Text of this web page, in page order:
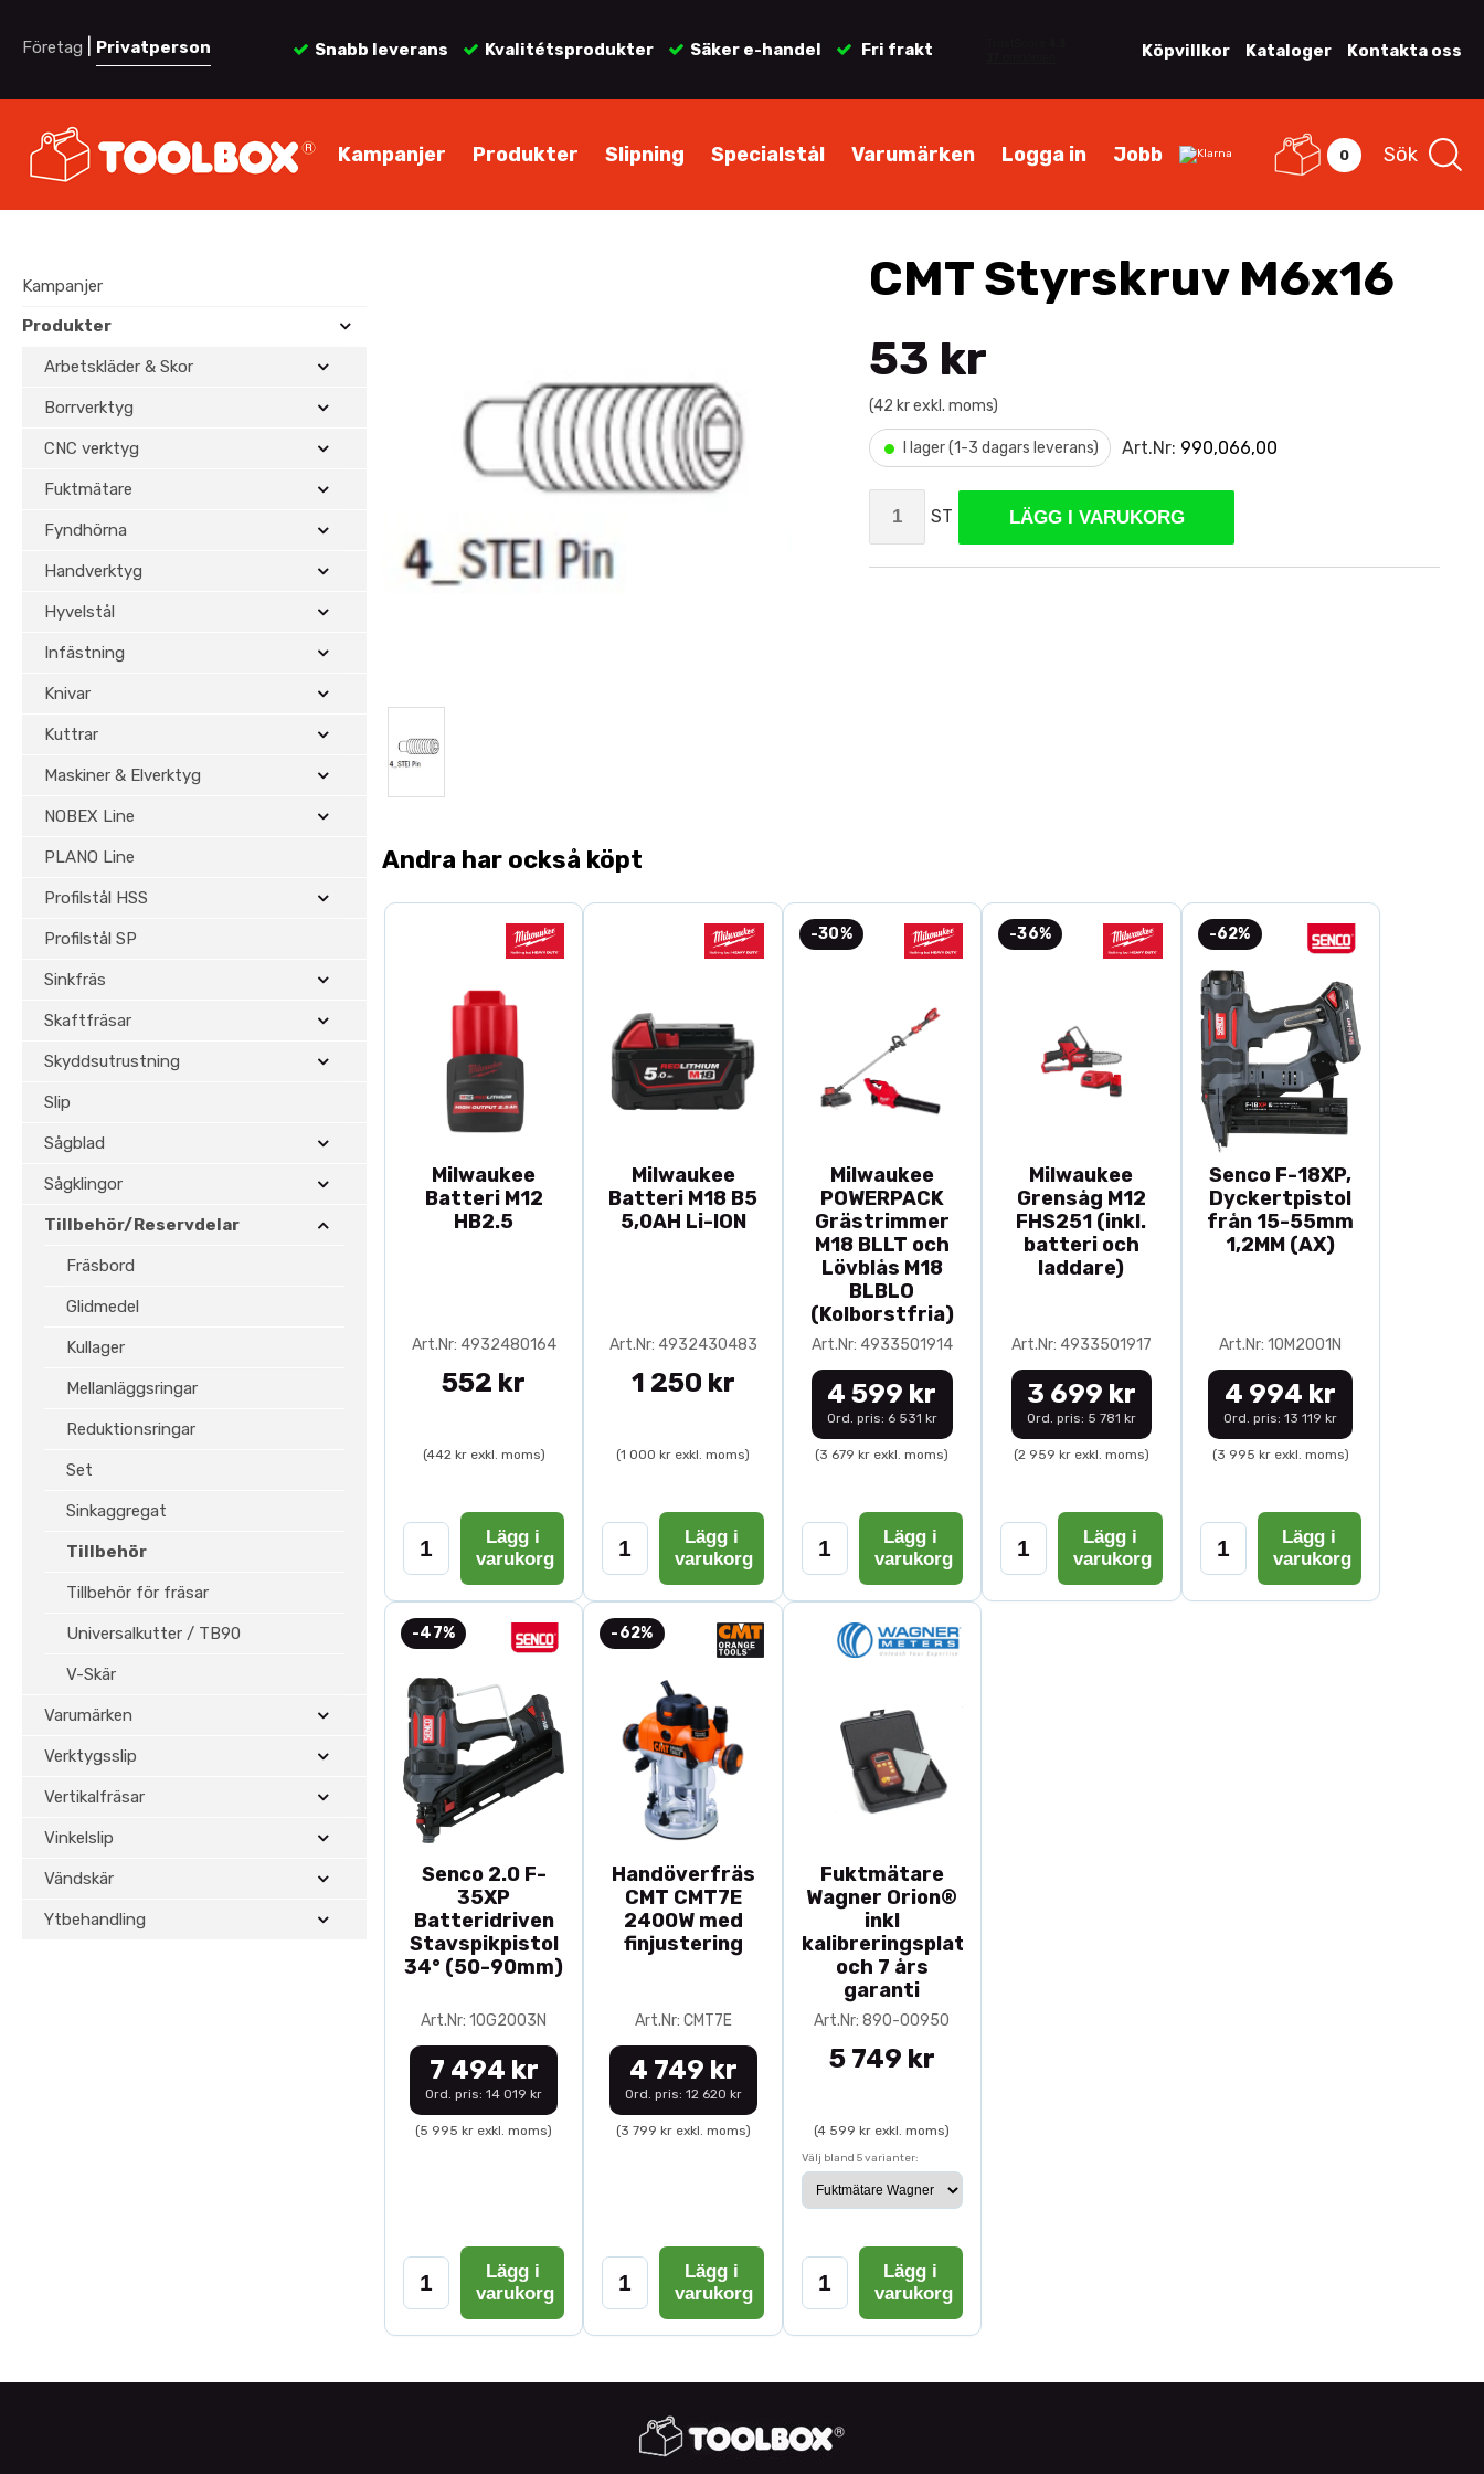
Företag Privatperson Snabb leverans Kvalitétsprodukter Säker e-handel Fri frakt Köpvillkor Kataloger Kontakta oss
Kampanjer Produkter Slipning Specialstål Varumärken Logga in Jobb 0 Sök
Kampanjer
Produkter
Arbetskläder & Skor
Borrverktyg
CNC verktyg
Fuktmätare
Fyndhörna
Handverktyg
Hyvelstål
Infästning
Knivar
Kuttrar
Maskiner & Elverktyg
NOBEX Line
PLANO Line
Profilstål HSS
Profilstål SP
Sinkfräs
Skaftfräsar
Skyddsutrustning
Slip
Sågblad
Sågklingor
Tillbehör/Reservdelar
Fräsbord
Glidmedel
Kullager
Mellanläggsringar
Reduktionsringar
Set
Sinkaggregat
Tillbehör
Tillbehör för fräsar
Universalkutter / TB90
V-Skär
Varumärken
Verktygsslip
Vertikalfräsar
Vinkelslip
Vändskär
Ytbehandling
CMT Styrskruv M6x16
53 kr
(42 kr exkl. moms)
• I lager (1-3 dagars leverans) Art.Nr: 990,066,00
ST LÄGG I VARUKORG
Andra har också köpt
Milwaukee
Batteri M12
HB2.5
Art.Nr: 4932480164
552 kr
(442 kr exkl. moms)
Lägg i
varukorg
Milwaukee
Batteri M18 B5
5,0AH Li-ION
Art.Nr: 4932430483
1 250 kr
(1 000 kr exkl. moms)
Lägg i
varukorg
-30%
Milwaukee
POWERPACK
Grästrimmer
M18 BLLT och
Lövblås M18
BLBLO
(Kolborstfria)
Art.Nr: 4933501914
4 599 kr
Ord. pris: 6 531 kr
(3 679 kr exkl. moms)
Lägg i
varukorg
-36%
Milwaukee
Grensåg M12
FHS251 (inkl.
batteri och
laddare)
Art.Nr: 4933501917
3 699 kr
Ord. pris: 5 781 kr
(2 959 kr exkl. moms)
Lägg i
varukorg
-62%
Senco F-18XP,
Dyckertpistol
från 15-55mm
1,2MM (AX)
Art.Nr: 10M2001N
4 994 kr
Ord. pris: 13 119 kr
(3 995 kr exkl. moms)
Lägg i
varukorg
-47%
Senco 2.0 F-
35XP
Batteridriven
Stavspikpistol
34° (50-90mm)
Art.Nr: 10G2003N
7 494 kr
Ord. pris: 14 019 kr
(5 995 kr exkl. moms)
Lägg i
varukorg
-62%
Handöverfräs
CMT CMT7E
2400W med
finjustering
Art.Nr: CMT7E
4 749 kr
Ord. pris: 12 620 kr
(3 799 kr exkl. moms)
Lägg i
varukorg
Fuktmätare
Wagner Orion®
inkl
kalibreringsplatta
och 7 års
garanti
Art.Nr: 890-00950
5 749 kr
(4 599 kr exkl. moms)
Välj bland 5 varianter:
Lägg i
varukorg